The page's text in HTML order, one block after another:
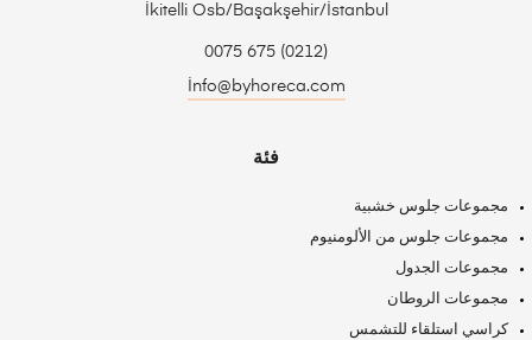
İkitelli Osb/Başakşehir/İstanbul
(0212) 675 0075
İnfo@byhoreca.com
فئة
مجموعات جلوس خشبية
مجموعات جلوس من الألومنيوم
مجموعات الجدول
مجموعات الروطان
كراسي استلقاء للتشمس